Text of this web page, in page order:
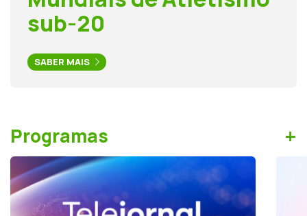
sub-20
SABER MAIS
Programas +